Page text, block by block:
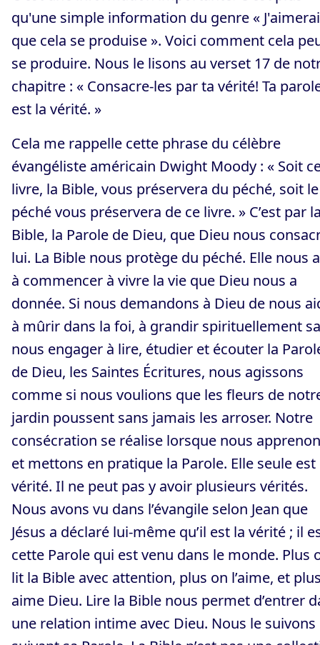
qu'une simple information du genre «
que cela se produise ». Voici comment cela
se produire. Nous le lisons au verset 17 de
chapitre : « Consacre-les par ta vérité! Ta
est la vérité. »
Cela me rappelle cette phrase du célèbre
évangéliste américain Dwight Moody : « Soit
livre, la Bible, vous préservera du péché, soit le
péché vous préservera de ce livre. » C’est par
Bible, la Parole de Dieu, que Dieu nous
lui. La Bible nous protège du péché. Elle nous
à commencer à vivre la vie que Dieu nous a
donnée. Si nous demandons à Dieu de nous
à mûrir dans la foi, à grandir spirituellement
nous engager à lire, étudier et écouter la
de Dieu, les Saintes Écritures, nous agissons
comme si nous voulions que les fleurs de
jardin poussent sans jamais les arroser. Notre
consécration se réalise lorsque nous
et mettons en pratique la Parole. Elle seule est
vérité. Il ne peut pas y avoir plusieurs vérités.
Nous avons vu dans l’évangile selon Jean que
Jésus a déclaré lui-même qu’il est la vérité ; il
cette Parole qui est venu dans le monde. Plus
lit la Bible avec attention, plus on l’aime, et
aime Dieu. Lire la Bible nous permet d’entrer
une relation intime avec Dieu. Nous le suivons